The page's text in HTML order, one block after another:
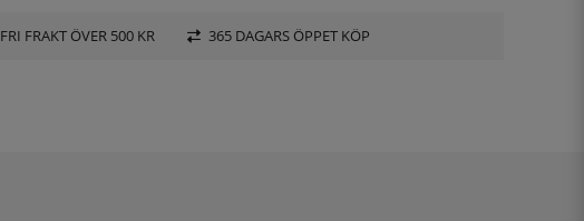
FRI FRAKT ÖVER 500 KR 365 DAGARS ÖPPET KÖP